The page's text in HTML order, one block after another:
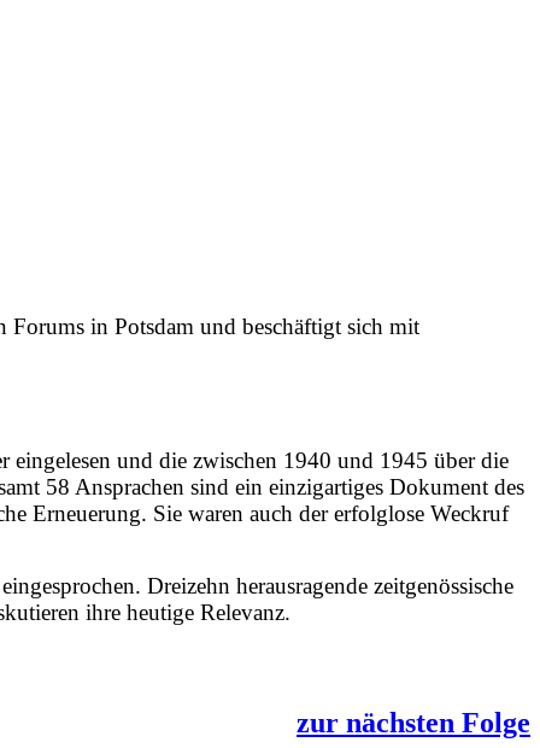
in Potsdam und beschäftigt sich mit
eingelesen und die zwischen 1940 und 1945 über die
58 Ansprachen sind ein einzigartiges Dokument des
Erneuerung. Sie waren auch der erfolglose Weckruf
Dreizehn herausragende zeitgenössische
ihre heutige Relevanz.
zur nächsten Folge